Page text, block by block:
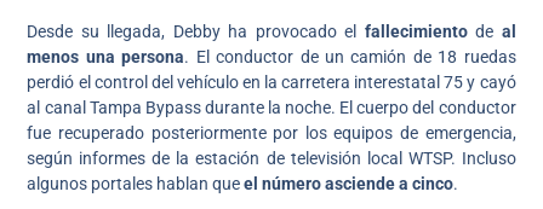
Desde su llegada, Debby ha provocado el fallecimientode al
menos una persona. El conductor de un camión de 18 ruedas
perdió el control del vehículo en la carretera interestatal 75 y cayó
al canal Tampa Bypass durante la noche. El cuerpo del conductor
fue recuperado posteriormente por los equipos de emergencia,
según informes de la estación de televisión local WTSP. Incluso
algunos portales hablan queel número asciende a cinco.